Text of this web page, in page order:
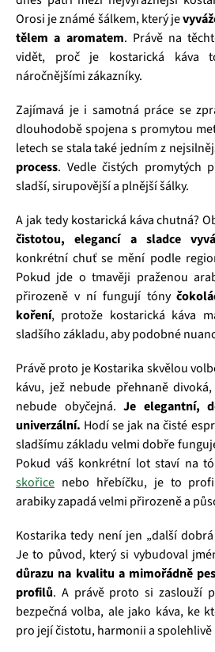
Orosi je známé šálkem, který je
tělem a aromatem. Právě na
vidět, proč je kostarická káva
náročnějšími zákazníky.
Zajímavá je i samotná práce se
dlouhodobě spojena s promytou
letech se stala také jedním z
process. Vedle čistých promytých
sladší, sirupovější a plnější šálky.
A jak tedy kostarická káva chutná?
čistotou, elegancí a sladce
konkrétní chuť se mění podle
Pokud jde o tmavěji praženou
přirozeně v ní fungují tóny
koření, protože kostarická káva
sladšího základu, aby podobné
Právě proto je Kostarika skvělou
kávu, jež nebude přehnaně
nebude obyčejná.Je elegantní,
univerzální. Hodí se jak na čisté
sladšímu základu velmi dobře
Pokud váš konkrétní lot staví na
skořice nebo hřebíčku, je to
arabiky zapadá velmi přirozeně a
Kostarika tedy není jen „další
Je to původ, který si vybudoval
důrazu na kvalitu a mimořádně
profilů. A právě proto si zaslouží
bezpečná volba, ale jako káva, ke
pro její čistotu, harmonii a spolehlivě